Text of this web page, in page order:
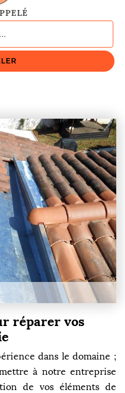
réparer vos
dans le domaine ;
à notre entreprise
de vos éléments de